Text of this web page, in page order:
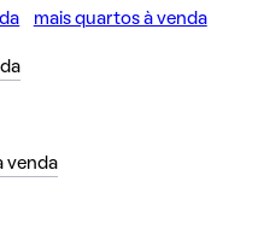
mais quartos à venda
venda